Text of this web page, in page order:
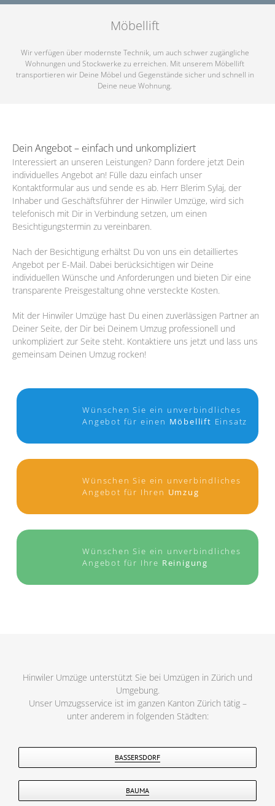
Möbellift
Wir verfügen über modernste Technik, um auch schwer zugängliche
Wohnungen und Stockwerke zu erreichen. Mit unserem Möbellift
transportieren wir Deine Möbel und Gegenstände sicher und schnell in
Deine neue Wohnung.
Dein Angebot – einfach und unkompliziert
Interessiert an unseren Leistungen? Dann fordere jetzt Dein
individuelles Angebot an! Fülle dazu einfach unser
Kontaktformular aus und sende es ab. Herr Blerim Sylaj, der
Inhaber und Geschäftsführer der Hinwiler Umzüge, wird sich
telefonisch mit Dir in Verbindung setzen, um einen
Besichtigungstermin zu vereinbaren.
Nach der Besichtigung erhältst Du von uns ein detailliertes
Angebot per E-Mail. Dabei berücksichtigen wir Deine
individuellen Wünsche und Anforderungen und bieten Dir eine
transparente Preisgestaltung ohne versteckte Kosten.
Mit der Hinwiler Umzüge hast Du einen zuverlässigen Partner an
Deiner Seite, der Dir bei Deinem Umzug professionell und
unkompliziert zur Seite steht. Kontaktiere uns jetzt und lass uns
gemeinsam Deinen Umzug rocken!
Wünschen Sie ein unverbindliches
Angebot für einen Möbellift Einsatz
Wünschen Sie ein unverbindliches
Angebot für Ihren Umzug
Wünschen Sie ein unverbindliches
Angebot für Ihre Reinigung
Hinwiler Umzüge unterstützt Sie bei Umzügen in Zürich und
Umgebung.
Unser Umzugsservice ist im ganzen Kanton Zürich tätig –
unter anderem in folgenden Städten:
BASSERSDORF
BAUMA